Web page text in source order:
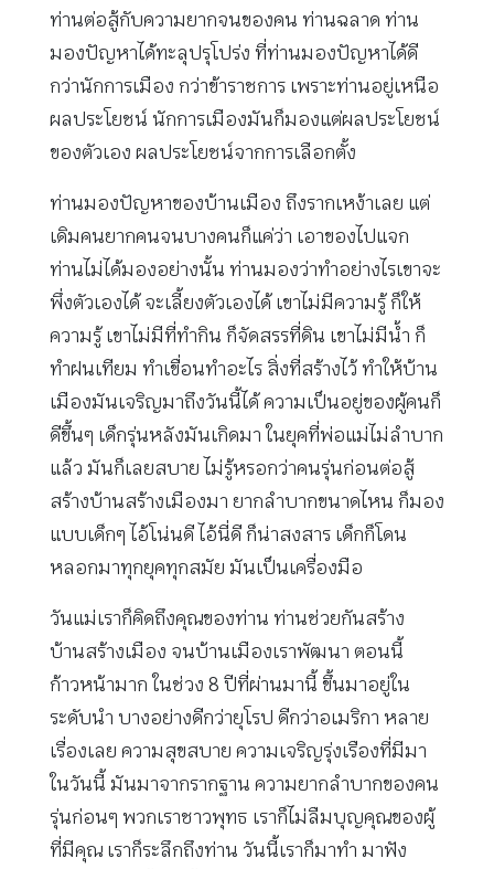
ท่านต่อสู้กับความยากจนของคน ท่านฉลาด ท่าน
มองปัญหาได้ทะลุปรุโปร่ง ที่ท่านมองปัญหาได้ดี
กว่านักการเมือง กว่าข้าราชการ เพราะท่านอยู่เหนือ
ผลประโยชน์ นักการเมืองมันก็มองแต่ผลประโยชน์
ของตัวเอง ผลประโยชน์จากการเลือกตั้ง
ท่านมองปัญหาของบ้านเมือง ถึงรากเหง้าเลย แต่
เดิมคนยากคนจนบางคนก็แค่ว่า เอาของไปแจก
ท่านไม่ได้มองอย่างนั้น ท่านมองว่าทำอย่างไรเขาจะ
พึ่งตัวเองได้ จะเลี้ยงตัวเองได้ เขาไม่มีความรู้ ก็ให้
ความรู้ เขาไม่มีที่ทำกิน ก็จัดสรรที่ดิน เขาไม่มีน้ำ ก็
ทำฝนเทียม ทำเขื่อนทำอะไร สิ่งที่สร้างไว้ ทำให้บ้าน
เมืองมันเจริญมาถึงวันนี้ได้ ความเป็นอยู่ของผู้คนก็
ดีขึ้นๆ เด็กรุ่นหลังมันเกิดมา ในยุคที่พ่อแม่ไม่ลำบาก
แล้ว มันก็เลยสบาย ไม่รู้หรอกว่าคนรุ่นก่อนต่อสู้
สร้างบ้านสร้างเมืองมา ยากลำบากขนาดไหน ก็มอง
แบบเด็กๆ ไอ้โน่นดี ไอ้นี่ดี ก็น่าสงสาร เด็กก็โดน
หลอกมาทุกยุคทุกสมัย มันเป็นเครื่องมือ
วันแม่เราก็คิดถึงคุณของท่าน ท่านช่วยกันสร้าง
บ้านสร้างเมือง จนบ้านเมืองเราพัฒนา ตอนนี้
ก้าวหน้ามาก ในช่วง 8 ปีที่ผ่านมานี้ ขึ้นมาอยู่ใน
ระดับนำ บางอย่างดีกว่ายุโรป ดีกว่าอเมริกา หลาย
เรื่องเลย ความสุขสบาย ความเจริญรุ่งเรืองที่มีมา
ในวันนี้ มันมาจากรากฐาน ความยากลำบากของคน
รุ่นก่อนๆ พวกเราชาวพุทธ เราก็ไม่ลืมบุญคุณของผู้
ที่มีคุณ เราก็ระลึกถึงท่าน วันนี้เราก็มาทำ มาฟัง